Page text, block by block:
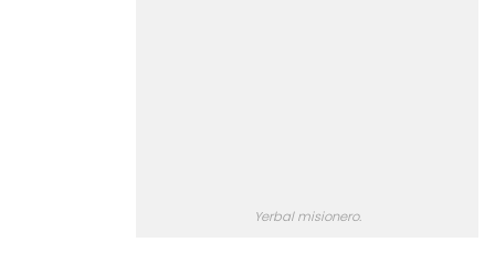
Yerbal misionero.